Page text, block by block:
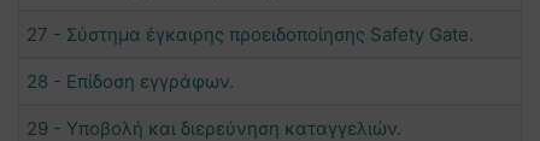
27 - Σύστημα έγκαιρης προειδοποίησης Safety Gate.
28 - Επίδοση εγγράφων.
29 - Υποβολή και διερεύνηση καταγγελιών.